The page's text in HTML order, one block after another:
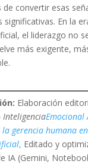
de convertir esas
significativas. En la
el liderazgo no
más exigente,
Elaboración
InteligenciaEmocional
gerencia humana
, Editado y
IA (Gemini,